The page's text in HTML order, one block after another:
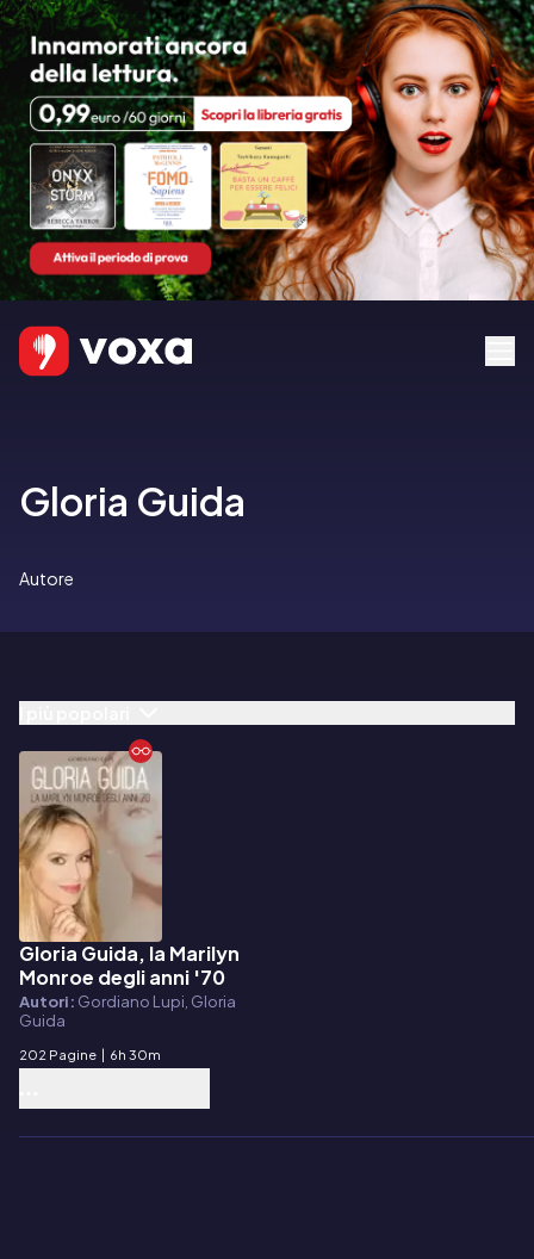
Gloria Guida
Autore
E-book
Gloria Guida, la Marilyn
Monroe degli anni '70
Autori: Gordiano Lupi, Gloria
Guida
202 Pagine | 6h 30m